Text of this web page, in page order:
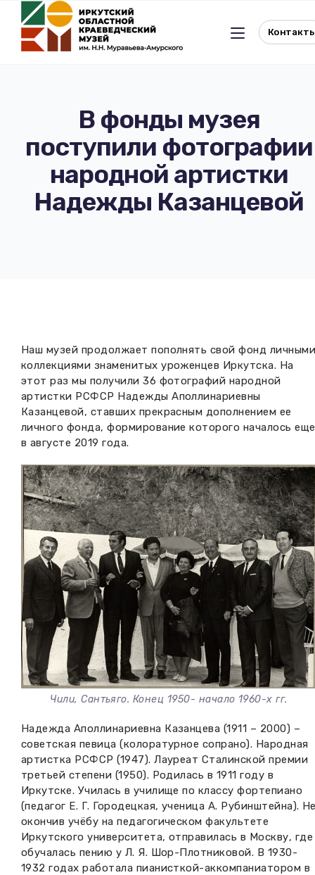
Льготное посещение музея
История музея
Независимая оценка
Проекты и программы
Научные издания
Новости
Прейскурант
Фонды и коллекции
Партнеры
Дирекция
Отдел истории
Музей В.Г. Распутина
КПЦ им. свт. Иннокентия (Вениаминова)
Научно-фондовый отдел
Мемориальный дом А.М. Тюрюмина
Повышение квалификации
Передвижные выставки
Профессиональные мероприятия
В фонды музея
поступили фотографии
народной артистки
Надежды Казанцевой
Наш музей продолжает пополнять свой фонд
коллекциями знаменитых уроженцев Иркутска. На
этот раз мы получили 36 фотографий народной
артистки РСФСР Надежды Аполлинариевны
Казанцевой, ставших прекрасным дополнением ее
личного фонда, формирование которого началось еще
в августе 2019 года.
Чили, Сантьяго. Конец 1950- начало 1960-х гг.
Надежда Аполлинариевна Казанцева (1911 – 2000) –
советская певица (колоратурное сопрано). Народная
артистка РСФСР (1947). Лауреат Сталинской премии
третьей степени (1950). Родилась в 1911 году в
Иркутске. Училась в училище по классу фортепиано
(педагог Е. Г. Городецкая, ученица А. Рубинштейна).
окончив учёбу на педагогическом факультете
Иркутского университета, отправилась в Москву, где
обучалась пению у Л. Я. Шор-Плотниковой. В 1930-
1932 годах работала пианисткой-аккомпаниатором в